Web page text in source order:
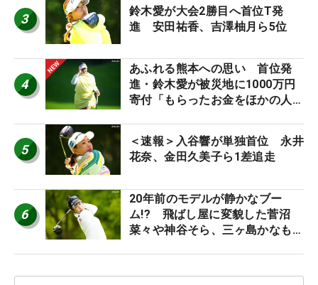
3
鈴木愛が大会2勝目へ首位T発
進 安田祐香、吉澤柚月ら5位
4
あふれる熊本への思い 首位発
進・鈴木愛が被災地に1000万円
寄付「もらったお金をほかの人
5
＜速報＞入谷響が単独首位 永井
花奈、金田久美子ら1差追走
6
20年前のモデルが静かなブー
ム!? 飛ばし屋に変貌した菅沼
菜々や神谷そら、三ヶ島かなも使